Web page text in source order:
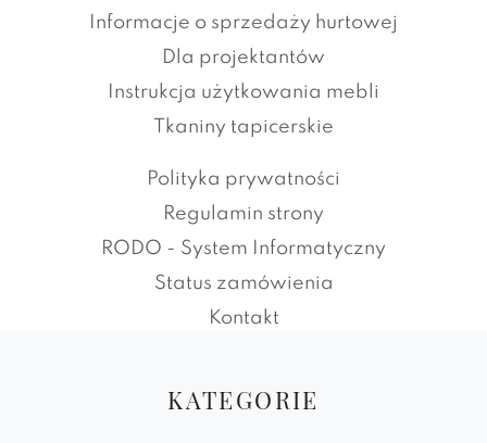
Informacje o sprzedaży hurtowej
Dla projektantów
Instrukcja użytkowania mebli
Tkaniny tapicerskie
Polityka prywatności
Regulamin strony
RODO - System Informatyczny
Status zamówienia
Kontakt
KATEGORIE